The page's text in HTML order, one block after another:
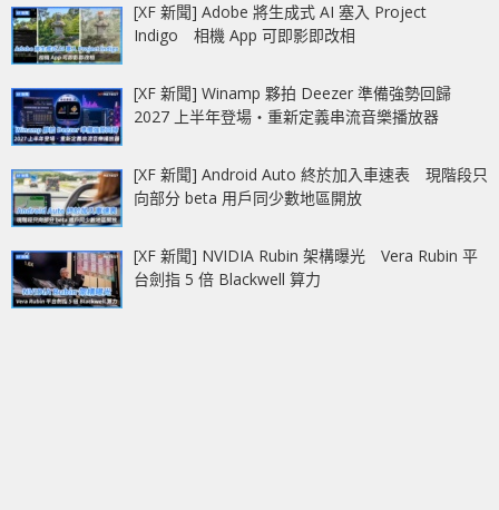
[XF 新聞] Adobe 將生成式 AI 塞入 Project
Indigo 相機 App 可即影即改相
[XF 新聞] Winamp 夥拍 Deezer 準備強勢回歸
2027 上半年登場‧重新定義串流音樂播放器
[XF 新聞] Android Auto 終於加入車速表 現階段只
向部分 beta 用戶同少數地區開放
[XF 新聞] NVIDIA Rubin 架構曝光 Vera Rubin 平
台劍指 5 倍 Blackwell 算力